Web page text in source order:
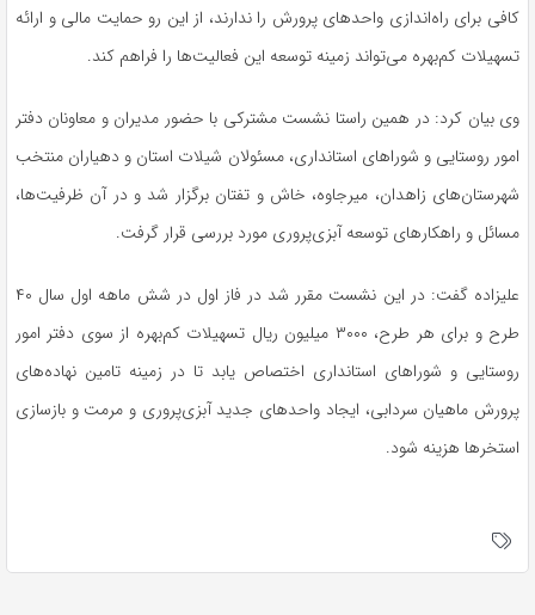
کافی برای راه‌اندازی واحدهای پرورش را ندارند، از این رو حمایت مالی و ارائه
تسهیلات کم‌بهره می‌تواند زمینه توسعه این فعالیت‌ها را فراهم کند.
وی بیان کرد: در همین راستا نشست مشترکی با حضور مدیران و معاونان دفتر
امور روستایی و شوراهای استانداری، مسئولان شیلات استان و دهیاران منتخب
شهرستان‌های زاهدان، میرجاوه، خاش و تفتان برگزار شد و در آن ظرفیت‌ها،
مسائل و راهکارهای توسعه آبزی‌پروری مورد بررسی قرار گرفت.
علیزاده گفت: در این نشست مقرر شد در فاز اول در شش ماهه اول سال ۴۰
طرح و برای هر طرح، ۳۰۰۰ میلیون ریال تسهیلات کم‌بهره از سوی دفتر امور
روستایی و شوراهای استانداری اختصاص یابد تا در زمینه تامین نهاده‌های
پرورش ماهیان سردابی، ایجاد واحدهای جدید آبزی‌پروری و مرمت و بازسازی
استخرها هزینه شود.